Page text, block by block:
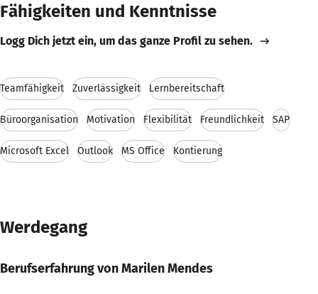
Fähigkeiten und Kenntnisse
Logg Dich jetzt ein, um das ganze Profil zu sehen.
Teamfähigkeit Zuverlässigkeit Lernbereitschaft
Büroorganisation Motivation Flexibilität Freundlichkeit SAP
Microsoft Excel Outlook MS Office Kontierung
Werdegang
Berufserfahrung von Marilen Mendes